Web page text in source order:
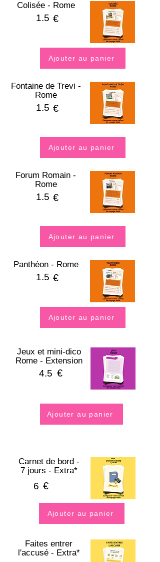
Colisée - Rome
1.5 €
Ajouter au panier
Fontaine de Trevi -
Rome
1.5 €
Ajouter au panier
Forum Romain -
Rome
1.5 €
Ajouter au panier
Panthéon - Rome
1.5 €
Ajouter au panier
Jeux et mini-dico
Rome - Extension
4.5 €
Ajouter au panier
Carnet de bord -
7 jours - Extra*
6 €
Ajouter au panier
Faites entrer
l'accusé - Extra*